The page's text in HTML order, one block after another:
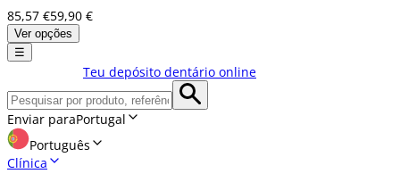
85,57 €59,90 €
Ver opções
☰
Teu depósito dentário online
Enviar paraPortugal
Português
Clínica